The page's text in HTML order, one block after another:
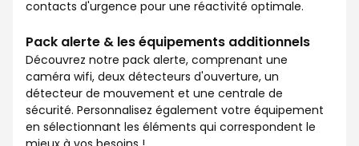
contacts d'urgence pour une réactivité optimale.
Pack alerte & les équipements additionnels
Découvrez notre pack alerte, comprenant une
caméra wifi, deux détecteurs d'ouverture, un
détecteur de mouvement et une centrale de
sécurité. Personnalisez également votre équipement
en sélectionnant les éléments qui correspondent le